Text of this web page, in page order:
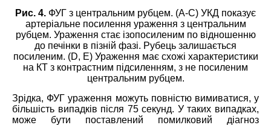
Рис. 4. ФУГ з центральним рубцем. (А-С) УКД показує
артеріальне посилення ураження з центральним
рубцем. Ураження стає ізопосиленим по відношенню
до печінки в пізній фазі. Рубець залишається
посиленим. (D, E) Ураження має схожі характеристики
на КТ з контрастним підсиленням, з не посиленим
центральним рубцем.
Зрідка, ФУГ ураження можуть повністю вимиватися, у
більшість випадків після 75 секунд. У таких випадках,
може бути поставлений помилковий діагноз